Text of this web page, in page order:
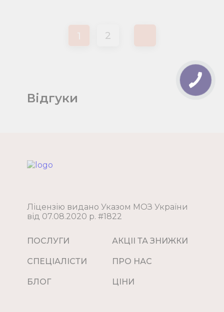
записів
1 2
Відгуки
Ліцензію видано Указом МОЗ України
від 07.08.2020 р. #1822
ПОСЛУГИ АКЦII ТА ЗНИЖКИ
СПЕЦIАЛICТИ ПРО НАС
БЛОГ ЦIНИ